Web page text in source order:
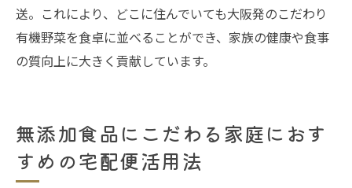
送。これにより、どこに住んでいても大阪発のこだわり
有機野菜を食卓に並べることができ、家族の健康や食事
の質向上に大きく貢献しています。
無添加食品にこだわる家庭におす
すめの宅配便活用法